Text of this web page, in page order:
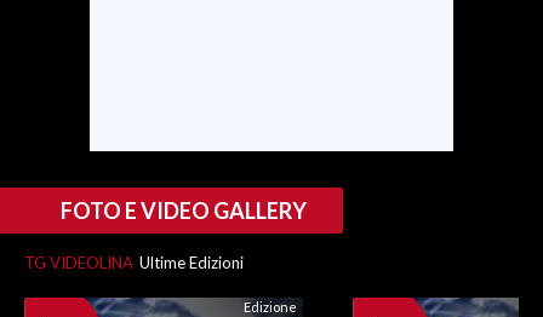
FOTO E VIDEO GALLERY
TG VIDEOLINA Ultime Edizioni
Edizione